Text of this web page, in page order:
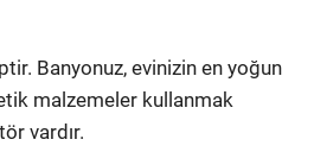
Banyonuz, evinizin en yoğun
malzemeler kullanmak
vardır.